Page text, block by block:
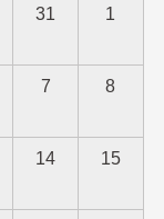
31 1
7 8
14 15